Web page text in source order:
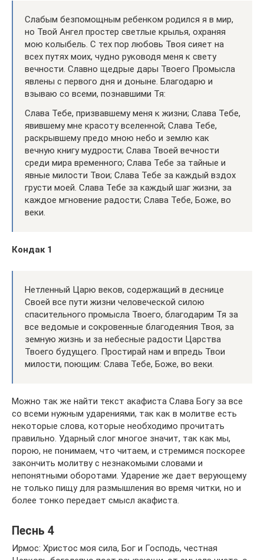
Слабым безпомощным ребенком родился я в мир,
но Твой Ангел простер светлые крылья, охраняя
мою колыбель. С тех пор любовь Твоя сияет на
всех путях моих, чудно руководя меня к свету
вечности. Славно щедрые дары Твоего Промысла
явлены с первого дня и доныне. Благодарю и
взываю со всеми, познавшими Тя:
Слава Тебе, призвавшему меня к жизни; Слава Тебе,
явившему мне красоту вселенной; Слава Тебе,
раскрывшему предо мною небо и землю как
вечную книгу мудрости; Слава Твоей вечности
среди мира временного; Слава Тебе за тайные и
явные милости Твои; Слава Тебе за каждый вздох
грусти моей. Слава Тебе за каждый шаг жизни, за
каждое мгновение радости; Слава Тебе, Боже, во
веки.
Кондак 1
Нетленный Царю веков, содержащий в деснице
Своей все пути жизни человеческой силою
спасительного промысла Твоего, благодарим Тя за
все ведомые и сокровенные благодеяния Твоя, за
земную жизнь и за небесные радости Царства
Твоего будущего. Простирай нам и впредь Твои
милости, поющим: Слава Тебе, Боже, во веки.
Можно так же найти текст акафиста Слава Богу за все
со всеми нужным ударениями, так как в молитве есть
некоторые слова, которые необходимо прочитать
правильно. Ударный слог многое значит, так как мы,
порою, не понимаем, что читаем, и стремимся поскорее
закончить молитву с незнакомыми словами и
непонятными оборотами. Ударение же дает верующему
не только пищу для размышления во время читки, но и
более тонко передает смысл акафиста.
Песнь 4
Ирмос: Христос моя сила, Бог и Господь, честная